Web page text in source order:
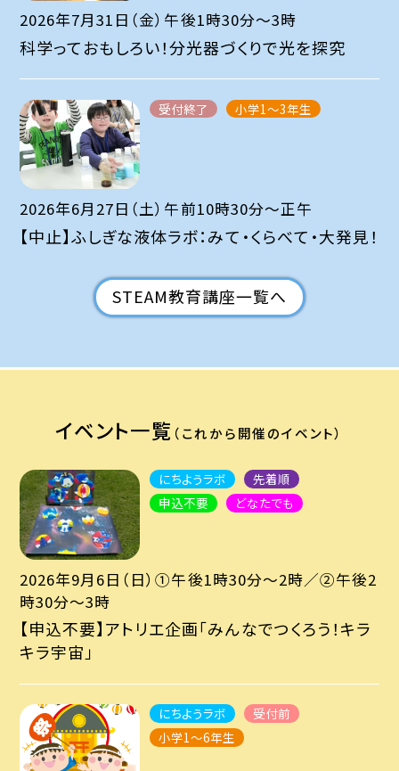
2026年7月31日（金）午後1時30分～3時
科学っておもしろい！分光器づくりで光を探究
受付終了 小学1～3年生
2026年6月27日（土）午前10時30分～正午
【中止】ふしぎな液体ラボ：みて・くらべて・大発見！
STEAM教育講座一覧へ
イベント一覧 （これから開催のイベント）
にちようラボ
先着順
申込不要
どなたでも
2026年9月6日（日）①午後1時30分～2時／②午後2
時30分～3時
【申込不要】アトリエ企画「みんなでつくろう！キラ
キラ宇宙」
にちようラボ
受付前
小学1～6年生